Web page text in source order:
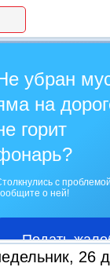
убран
на
горит
с
о ней!
Подать
26